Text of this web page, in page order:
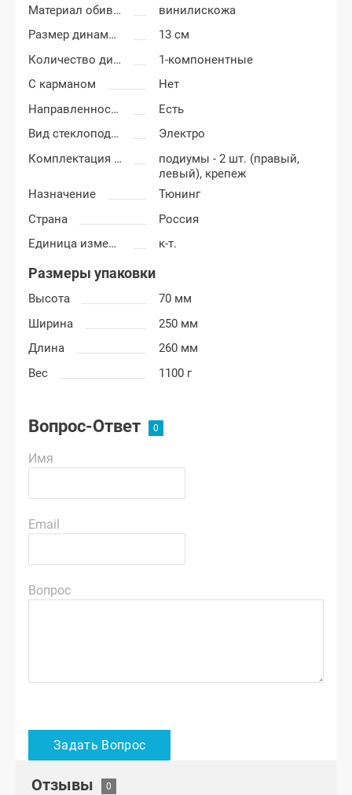
Материал обивки подиумов
винилискожа
Размер динамиков
13 см
Количество динамиков
1-компонентные
С карманом
Нет
Направленность
Есть
Вид стеклоподъемников
Электро
Комплектация подиумов
подиумы - 2 шт. (правый,
левый), крепеж
Назначение
Тюнинг
Страна
Россия
Единица измерения
к-т.
Размеры упаковки
Высота
70 мм
Ширина
250 мм
Длина
260 мм
Вес
1100 г
Вопрос-Ответ
Имя
Email
Вопрос
Отзывы